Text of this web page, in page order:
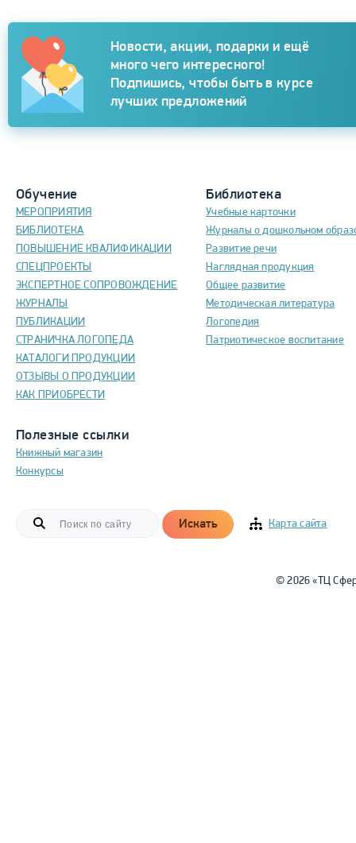
Новости, акции, подарки и ещё
много чего интересного!
Подпишись, чтобы быть в курсе
лучших предложений
Обучение
МЕРОПРИЯТИЯ
БИБЛИОТЕКА
ПОВЫШЕНИЕ КВАЛИФИКАЦИИ
СПЕЦПРОЕКТЫ
ЭКСПЕРТНОЕ СОПРОВОЖДЕНИЕ
ЖУРНАЛЫ
ПУБЛИКАЦИИ
СТРАНИЧКА ЛОГОПЕДА
КАТАЛОГИ ПРОДУКЦИИ
ОТЗЫВЫ О ПРОДУКЦИИ
КАК ПРИОБРЕСТИ
Полезные ссылки
Книжный магазин
Конкурсы
Библиотека
Учебные карточки
Журналы о дошкольном
Развитие речи
Наглядная продукция
Общее развитие
Методическая литература
Логопедия
Патриотическое воспитание
Искать Карта сайта
© 2026 «ТЦ